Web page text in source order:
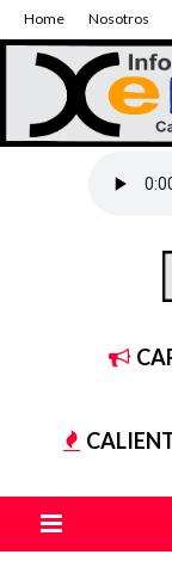
Home Nosotros